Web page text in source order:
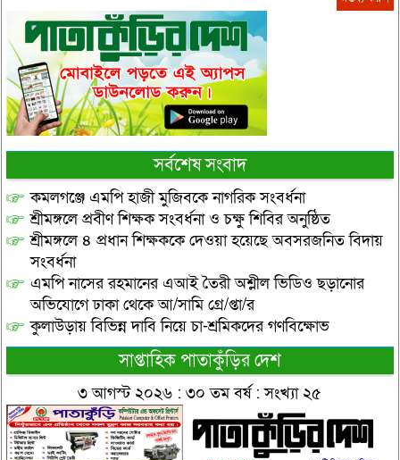
সর্বশেষ সংবাদ
কমলগঞ্জে এমপি হাজী মুজিবকে নাগরিক সংবর্ধনা
শ্রীমঙ্গলে প্রবীণ শিক্ষক সংবর্ধনা ও চক্ষু শিবির অনুষ্ঠিত
শ্রীমঙ্গলে ৪ প্রধান শিক্ষককে দেওয়া হয়েছে অবসরজনিত বিদায়
সংবর্ধনা
এমপি নাসের রহমানের এআই তৈরী অশ্লীল ভিডিও ছড়ানোর
অভিযোগে ঢাকা থেকে আ/সামি গ্রে/প্তা/র
কুলাউড়ায় বিভিন্ন দাবি নিয়ে চা-শ্রমিকদের গণবিক্ষোভ
সাপ্তাহিক পাতাকুঁড়ির দেশ
৩ আগস্ট ২০২৬ : ৩০ তম বর্ষ : সংখ্যা ২৫